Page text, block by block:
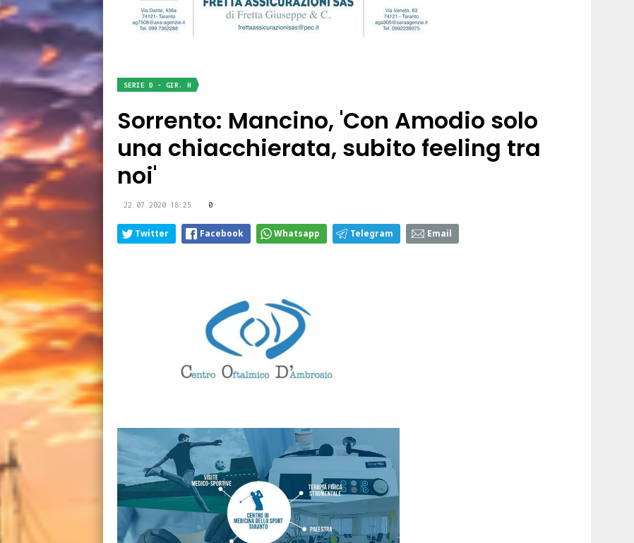
SERIE D - GIR. H
Sorrento: Mancino, 'Con Amodio solo
una chiacchierata, subito feeling tra
noi'
22.07.2020 18:25 0
Twitter Facebook Whatsapp Telegram Email